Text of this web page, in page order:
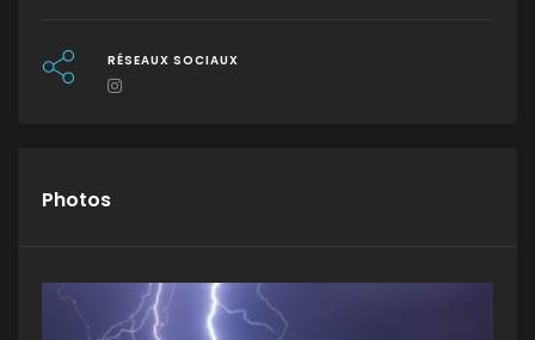
RÉSEAUX SOCIAUX
Photos